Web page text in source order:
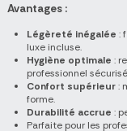
Avantages :
Légèreté inégalée :
luxe incluse.
Hygiène optimale :
professionnel
Confort supérieur:
forme.
Durabilité accrue :
Parfaite pour les